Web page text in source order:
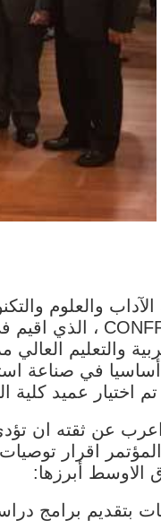
والتعليم
تم اختيار عميد
اعرب عن ثقته ان
اقرار
الاوسط أبرزها: